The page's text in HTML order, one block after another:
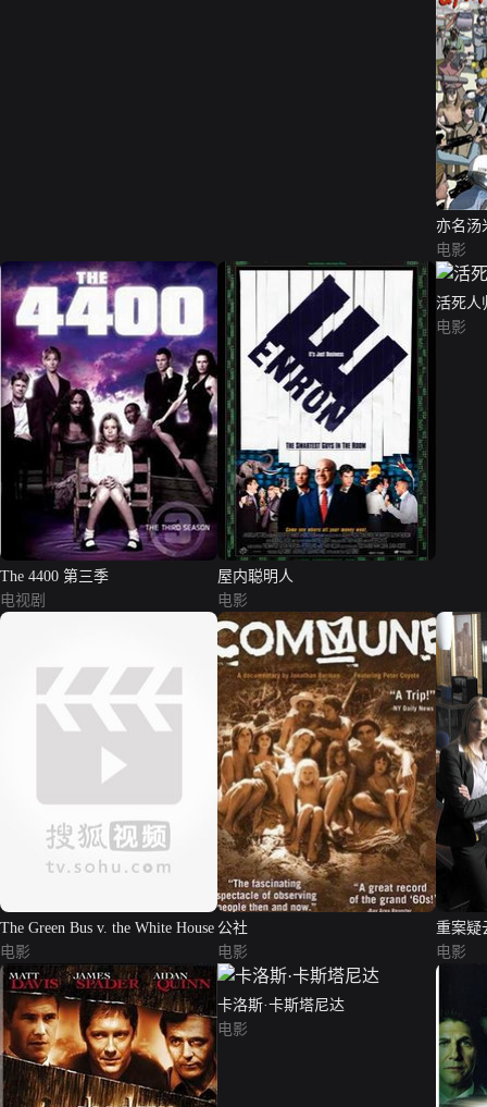
亦名汤
电影
The 4400 第三季
电视剧
屋内聪明人
电影
活死人
电影
The Green Bus v. the White House
电影
公社
电影
重案疑
电影
卡洛斯·卡斯塔尼达
电影